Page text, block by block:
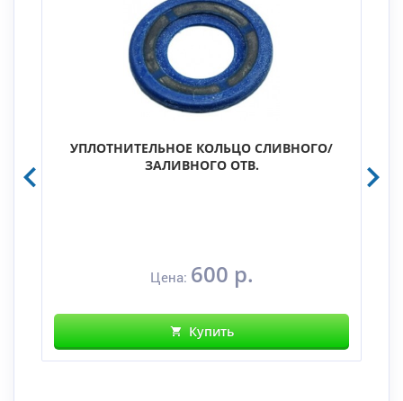
УПЛОТНИТЕЛЬНОЕ КОЛЬЦО СЛИВНОГО/
ЗАЛИВНОГО ОТВ.
Цена: 600 р.
Купить